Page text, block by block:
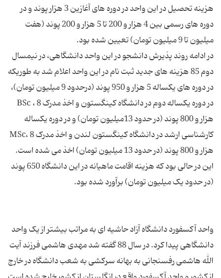
هزینه تحصیل در این واحد در دوره های آغازین 3 هزار پوند و در
دوره های رسمی بین 4 هزار و 200 تا 5 هزار و 200 پوند (هفت
در ادامه روند پذیرش دانشجو در این واحد دانشگاهی، در نیمسال
دوم 85 هزینه های جدید ثبت نام در این واحد اعلام شد به طوریکه
در دوره های یکساله 5 هزار و 950 پوند (درحدود 9 میلیون تومان)،
در دوره یکساله دوم در دانشگاه کینگستون و اخذ مدرک BSc ، 8
هزار و 800 پوند (در حدود 13میلیون تومان) و در دوره یکساله
کارشناسی ارشد در دانشگاه کینگستون لندن و اخذ مدرک MSc، 8
هزار و 800 پوند (در حدود 13 میلیون تومان) اخذ می شده است.
این در حالی بود که هزینه اقامت ماهیانه در این دانشگاه 650 پوند
واحد آکسفورد دانشگاه آزاد حاشیه ای به مراتب بیشتر از یک واحد
دانشگاهی پیدا کرد. در سال 88 گفته شد مهدی هاشمی فرزند آیت
الله هاشمی رفسنجانی به بهانه سرکشی به شعب دانشگاه در خارج